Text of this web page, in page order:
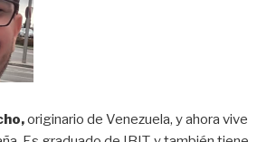
originario de Venezuela, y ahora vive